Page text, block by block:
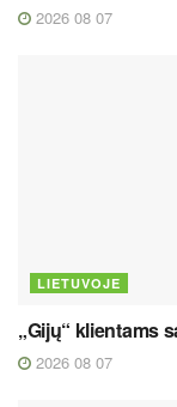
2026 08 07
LIETUVOJE
„Gijų“ klientams
2026 08 07